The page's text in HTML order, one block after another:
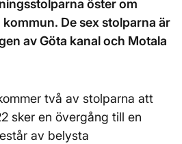
öster om
De sex stolparna är
av Göta kanal och Motala
två av stolparna att
sker en övergång till en
av belysta